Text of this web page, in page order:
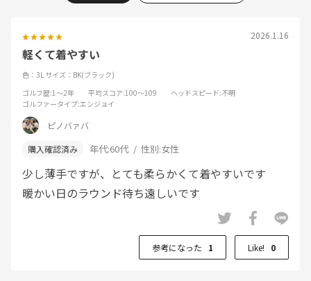
2026.1.16
軽くて着やすい
色：3L サイズ：BK(ブラック)
ゴルフ歴:1～2年 平均スコア:100～109 ヘッドスピード:不明
ゴルファータイプ:エンジョイ
ピノバァバ
年代:60代 性別:女性
少し薄手ですが、とても柔らかくて着やすいです
暖かい日のラウンド待ち遠しいです
参考になった 1 Like! 0